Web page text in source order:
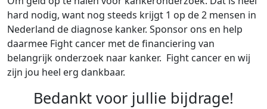
hard nodig, want nog steeds krijgt 1 op de 2 mensen in
Nederland de diagnose kanker. Sponsor ons en help
daarmee Fight cancer met de financiering van
belangrijk onderzoek naar kanker. Fight cancer en wij
zijn jou heel erg dankbaar.
Bedankt voor jullie bijdrage!